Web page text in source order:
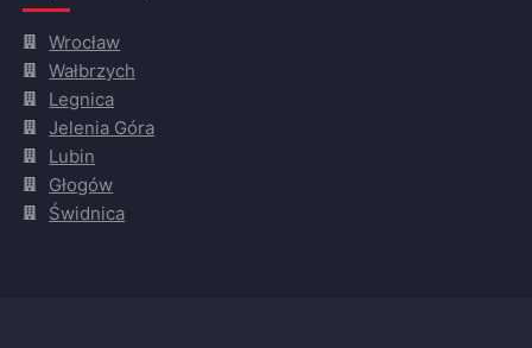
Wrocław
Wałbrzych
Legnica
Jelenia Góra
Lubin
Głogów
Świdnica